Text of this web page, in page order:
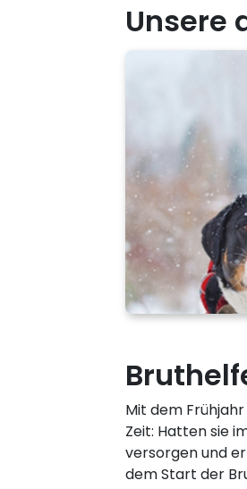
Unsere
Mit dem
Zeit: Hatten sie
versorgen und
dem Start der